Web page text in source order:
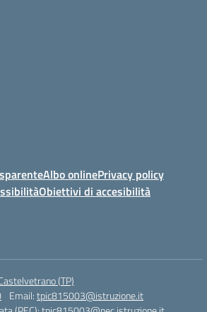
Albo onlinePrivacy policy
Obiettivi di accesibilità
(TP)
Email:tpic815003@istruzione.it